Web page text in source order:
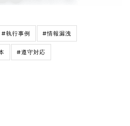
#執行事例 #情報漏洩
#遵守対応